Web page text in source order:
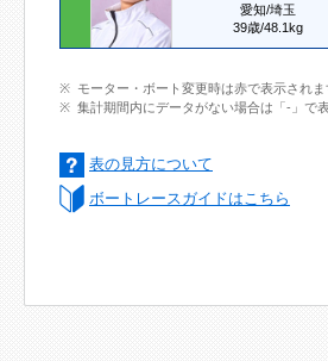
愛知/埼玉
39歳/48.1kg
モーター・ボート変更時は赤で表示されま
集計期間内にデータがない場合は「-」で
表の見方について
ボートレースガイドはこちら